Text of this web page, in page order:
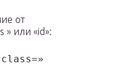
от
» или «id»: